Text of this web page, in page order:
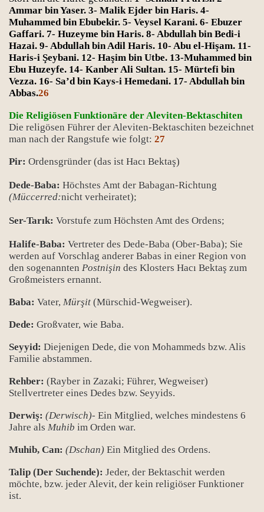
Ammar bin Yaser. 3- Malik Ejder bin Haris. 4-
Muhammed bin Ebubekir. 5- Veysel Karani. 6- Ebuzer
Gaffari. 7- Huzeyme bin Haris. 8- Abdullah bin Bedi-i
Hazai. 9- Abdullah bin Adil Haris. 10- Abu el-Hişam. 11-
Haris-i Şeybani. 12- Haşim bin Utbe. 13-Muhammed bin
Ebu Huzeyfe. 14- Kanber Ali Sultan. 15- Mürtefi bin
Vezza. 16- Sa’d bin Kays-i Hemedani. 17- Abdullah bin
Abbas.26
Die Religiösen Funktionäre der Aleviten-Bektaschiten
Die religösen Führer der Aleviten-Bektaschiten bezeichnet
man nach der Rangstufe wie folgt: 27
Pir: Ordensgründer (das ist Hacı Bektaş)
Dede-Baba: Höchstes Amt der Babagan-Richtung
(Müccerred:nicht verheiratet);
Ser-Tarık: Vorstufe zum Höchsten Amt des Ordens;
Halife-Baba: Vertreter des Dede-Baba (Ober-Baba); Sie
werden auf Vorschlag anderer Babas in einer Region von
den sogenannten Postnişin des Klosters Hacı Bektaş zum
Großmeisters ernannt.
Baba: Vater, Mürşit (Mürschid-Wegweiser).
Dede: Großvater, wie Baba.
Seyyid: Diejenigen Dede, die von Mohammeds bzw. Alis
Familie abstammen.
Rehber: (Rayber in Zazaki; Führer, Wegweiser)
Stellvertreter eines Dedes bzw. Seyyids.
Derwiş: (Derwisch)- Ein Mitglied, welches mindestens 6
Jahre als Muhib im Orden war.
Muhib, Can: (Dschan) Ein Mitglied des Ordens.
Talip (Der Suchende): Jeder, der Bektaschit werden
möchte, bzw. jeder Alevit, der kein religiöser Funktioner
ist.